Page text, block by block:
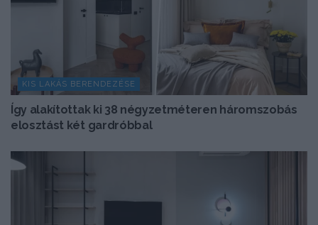
KIS LAKÁS BERENDEZÉSE
Így alakítottak ki 38 négyzetméteren háromszobás
elosztást két gardróbbal